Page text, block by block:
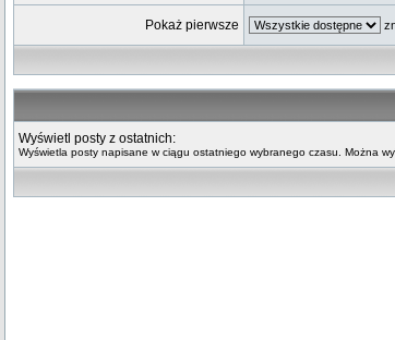
Pokaż pierwsze
Wyświetl posty z ostatnich:
Wyświetla posty napisane w ciągu ostatniego wybranego czasu. Można